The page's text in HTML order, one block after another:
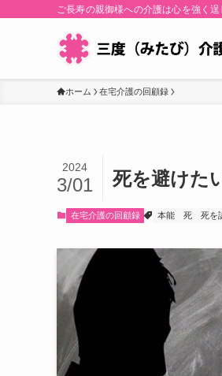
ご長寿の親御様への介護は心を強く逞
ホーム 在宅介護の回顧録
死を避けた
2024
3/01
在宅介護の回顧録 本能 死 死を